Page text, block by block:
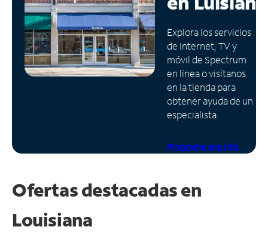
Administrar
cuenta
Encuentra
una
tienda
Explora los servicios
de Internet, TV y
móvil de Spectrum
en línea o visítanos
en la tienda para
obtener ayuda de un
especialista.
Programa una cita
Ofertas destacadas en
Louisiana